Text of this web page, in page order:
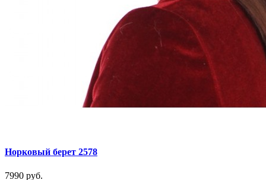
Норковый берет 2578
7990 руб.